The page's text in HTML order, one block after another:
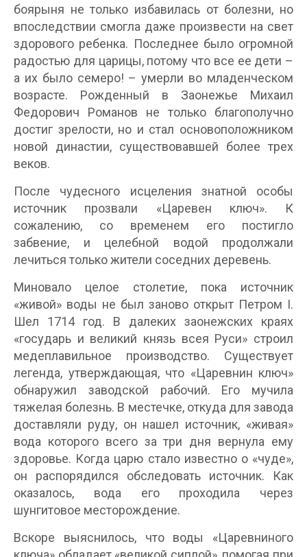
боярыня не только избавилась от болезни, но
впоследствии смогла даже произвести на свет
здорового ребенка. Последнее было огромной
радостью для царицы, потому что все ее дети –
а их было семеро! – умерли во младенческом
возрасте. Рожденный в Заонежье Михаил
Федорович Романов не только благополучно
достиг зрелости, но и стал основоположником
новой династии, существовавшей более трех
веков.
После чудесного исцеления знатной особы
источник прозвали «Царевен ключ». К
сожалению, со временем его постигло
забвение, и целебной водой продолжали
лечиться только жители соседних деревень.
Миновало целое столетие, пока источник
«живой» воды не был заново открыт Петром I.
Шел 1714 год. В далеких заонежских краях
«государь и великий князь всея Руси» строил
медеплавильное производство. Существует
легенда, утверждающая, что «Царевнин ключ»
обнаружил заводской рабочий. Его мучила
тяжелая болезнь. В местечке, откуда для завода
доставляли руду, он нашел источник, «живая»
вода которого всего за три дня вернула ему
здоровье. Когда царю стало известно о «чуде»,
он распорядился обследовать источник. Как
оказалось, вода его проходила через
шунгитовое месторождение.
Вскоре выяснилось, что воды «Царевниного